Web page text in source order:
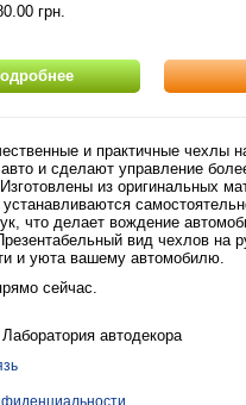
грн.
и практичные чехлы
и сделают управление
из оригинальных
устанавливаются
что делает вождение
вид чехлов на
и уюта вашему автомобилю.
сейчас.
автодекора